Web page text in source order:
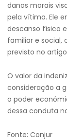
danos morais
pela vítima. Ele
descanso físico
familiar e social,
previsto no
O valor da
consideração a
o poder
dessa conduta
Fonte: Conjur